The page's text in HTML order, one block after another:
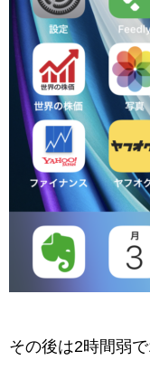
その後は2時間弱